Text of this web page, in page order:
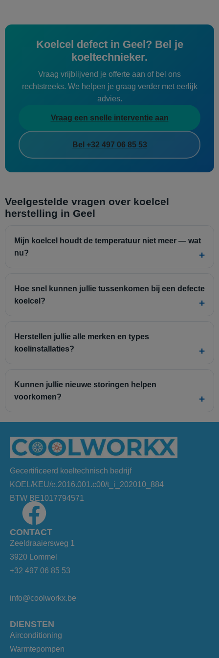
Koelcel defect in Geel? Bel je
koeltechnieker.
Vraag vrijblijvend je offerte aan of bel ons
rechtstreeks. We helpen je graag verder met eerlijk
advies.
Vraag een snelle interventie aan
Bel +32 497 06 85 53
Veelgestelde vragen over koelcel
herstelling in Geel
Mijn koelcel houdt de temperatuur niet meer — wat
nu?
Hoe snel kunnen jullie tussenkomen bij een defecte
koelcel?
Herstellen jullie alle merken en types
koelinstallaties?
Kunnen jullie nieuwe storingen helpen
voorkomen?
Gecertificeerd koeltechnisch bedrijf
KOEL/KEU/e.2016.001.c00/t_i_202010_884
BTW BE1017794571
CONTACT
Zeeldraaiersweg 1
3920 Lommel
+32 497 06 85 53
info@coolworkx.be
DIENSTEN
Airconditioning
Warmtepompen